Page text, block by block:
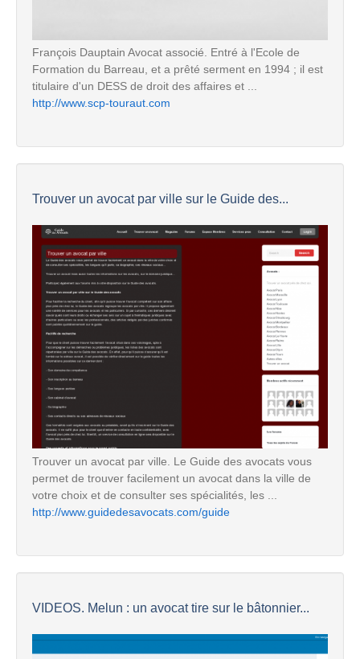
François Dauptain Avocat associé. Entré à l'Ecole de
Formation du Barreau, et a prêté serment en 1994 ; il est
titulaire d'un DESS de droit des affaires et ...
http://www.scp-touraut.com
Trouver un avocat par ville sur le Guide des...
Trouver un avocat par ville. Le Guide des avocats vous
permet de trouver facilement un avocat dans la ville de
votre choix et de consulter ses spécialités, les ...
http://www.guidedesavocats.com/guide
VIDEOS. Melun : un avocat tire sur le bâtonnier...